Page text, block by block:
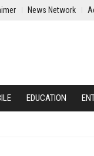
News Network
EDUCATION